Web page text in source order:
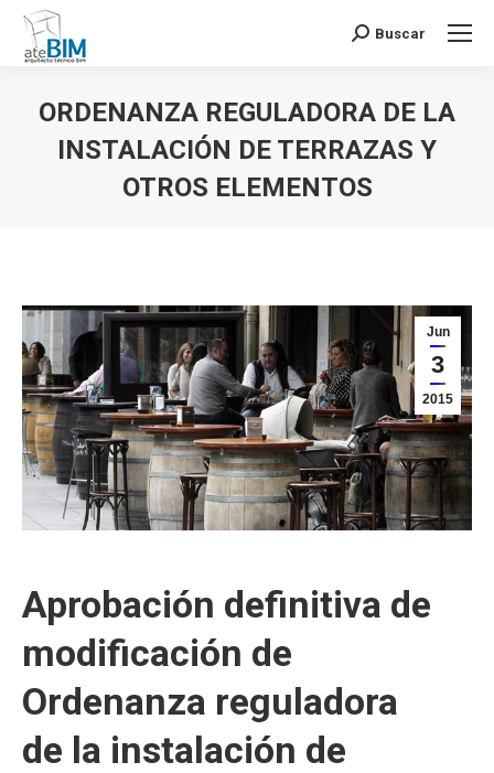
Buscar:
Buscar
ORDENANZA REGULADORA DE LA
INSTALACIÓN DE TERRAZAS Y
OTROS ELEMENTOS
Jun
3
2015
Aprobación definitiva de
modificación de
Ordenanza reguladora
de la instalación de